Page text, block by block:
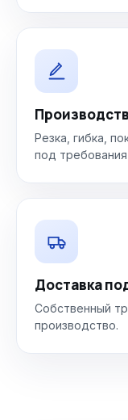
Резка, гибка,
под
Доставка
Собственный
производство.